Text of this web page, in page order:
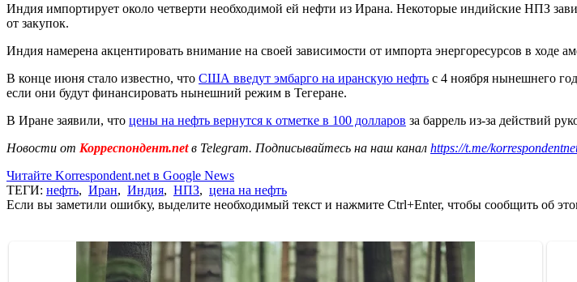
Индия импортирует около четверти необходимой ей нефти из Ирана. Некоторые индийские НПЗ
от закупок.
Индия намерена акцентировать внимание на своей зависимости от импорта энергоресурсов в ходе
В конце июня стало известно, что США введут эмбарго на иранскую нефть с 4 ноября нынешнего
если они будут финансировать нынешний режим в Тегеране.
В Иране заявили, что цены на нефть вернутся к отметке в 100 долларов за баррель из-за действий
Новости от Корреспондент.netв Telegram. Подписывайтесь на наш канал https://t.me/
Читайте Korrespondent.net в Google News
ТЕГИ: нефть, Иран, Индия, НПЗ, цена на нефть
Если вы заметили ошибку, выделите необходимый текст и нажмите Ctrl+Enter, чтобы сообщить об